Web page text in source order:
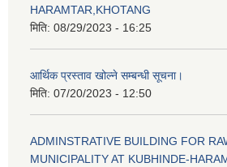
HARAMTAR,KHOTANG
मिति: 08/29/2023 - 16:25
आर्थिक प्रस्ताव खोल्ने सम्बन्धी सूचना।
मिति: 07/20/2023 - 12:50
ADMINSTRATIVE BUILDING FOR
MUNICIPALITY AT KUBHINDE-